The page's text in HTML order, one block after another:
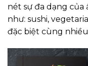
nét sự đa dạng của
như: sushi,
đặc biệt cùng